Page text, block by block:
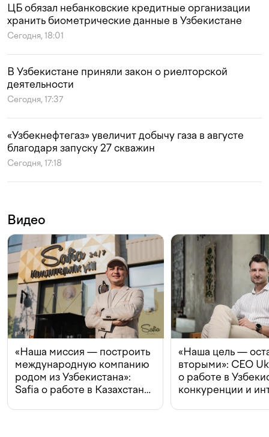
ЦБ обязал небанковские кредитные организации
хранить биометрические данные в Узбекистане
Сегодня, 18:01
В Узбекистане приняли закон о риелторской
деятельности
Сегодня, 17:37
«Узбекнефтегаз» увеличит добычу газа в августе
благодаря запуску 27 скважин
Сегодня, 17:18
Видео
«Наша миссия — построить
международную компанию
родом из Узбекистана»:
Safia о работе в Казахстане,
«Наша цель —
вторыми»: CEO
о работе в
конкуренции и